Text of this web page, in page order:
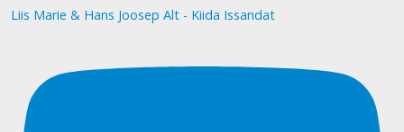
Liis Marie & Hans Joosep Alt - Kiida Issandat